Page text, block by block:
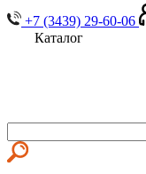
+7 (3439) 29-60-06
Каталог